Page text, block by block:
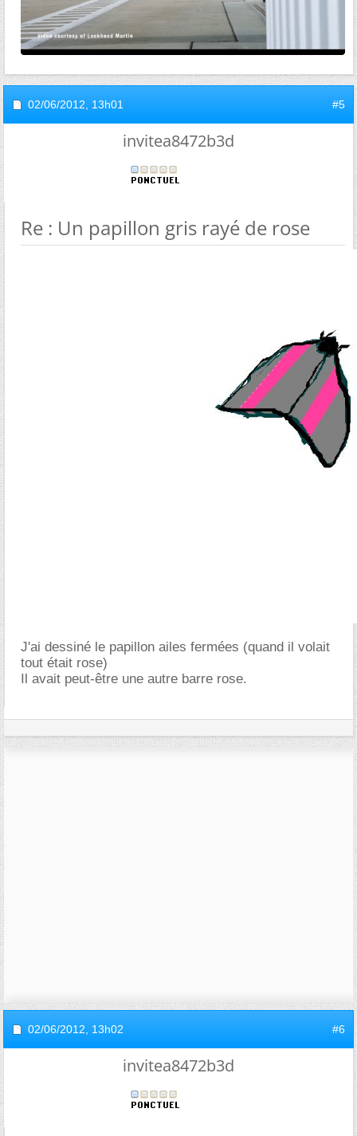
02/06/2012, 13h01 #5
invitea8472b3d
Re : Un papillon gris rayé de rose
J'ai dessiné le papillon ailes fermées (quand il volait
tout était rose)
Il avait peut-être une autre barre rose.
02/06/2012, 13h02 #6
invitea8472b3d